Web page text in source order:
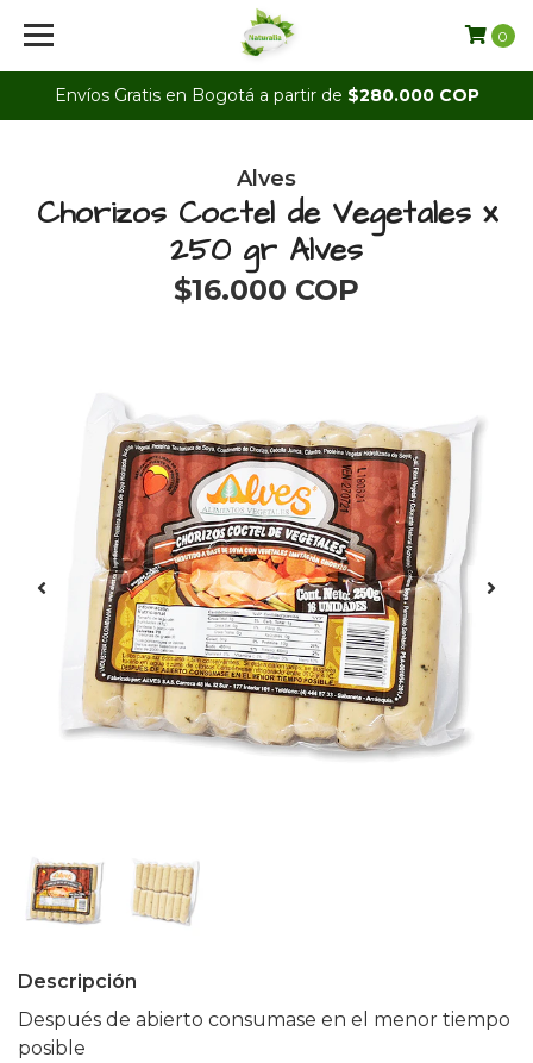
Envíos Gratis en Bogotá a partir de $280.000 COP
0
Alves
Chorizos Coctel de Vegetales x
250 gr Alves
$16.000 COP
Descripción
Después de abierto consumase en el menor tiempo
posible